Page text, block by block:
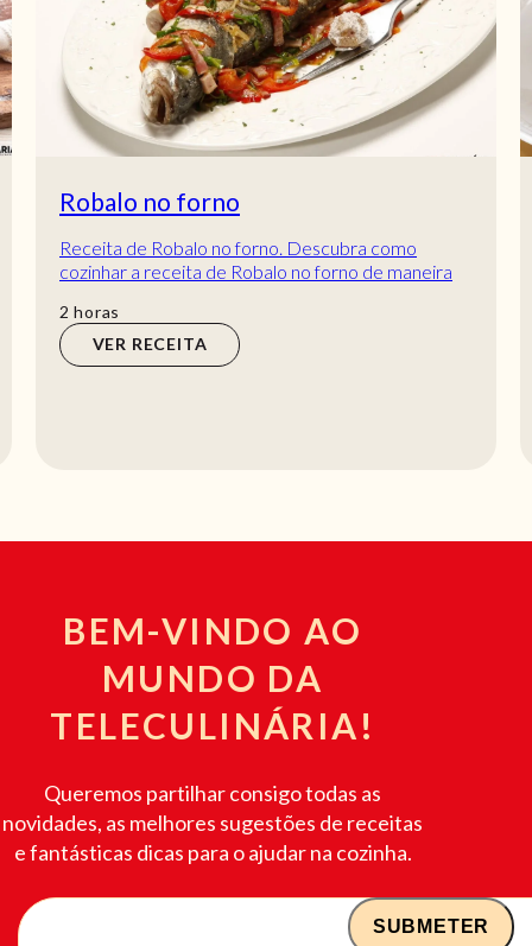
Robalo no forno
Receita de Robalo no forno. Descubra como
cozinhar a receita de Robalo no forno de maneira
2 horas
horas
VER RECEITA
BEM-VINDO AO
MUNDO DA
TELECULINÁRIA!
Queremos partilhar consigo todas as
novidades, as melhores sugestões de receitas
e fantásticas dicas para o ajudar na cozinha.